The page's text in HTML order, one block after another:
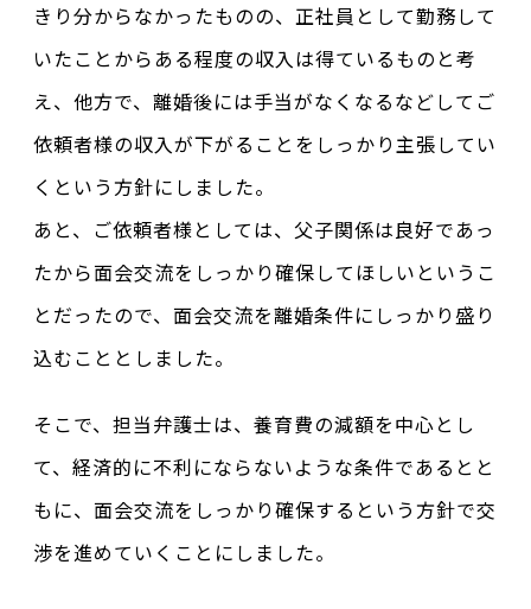
きり分からなかったものの、正社員として勤務して
いたことからある程度の収入は得ているものと考
え、他方で、離婚後には手当がなくなるなどしてご
依頼者様の収入が下がることをしっかり主張してい
くという方針にしました。
あと、ご依頼者様としては、父子関係は良好であっ
たから面会交流をしっかり確保してほしいというこ
とだったので、面会交流を離婚条件にしっかり盛り
込むこととしました。
そこで、担当弁護士は、養育費の減額を中心とし
て、経済的に不利にならないような条件であるとと
もに、面会交流をしっかり確保するという方針で交
渉を進めていくことにしました。